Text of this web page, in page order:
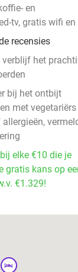
en
tv, gratis wifi en
recensies
verblijf het
bij het ontbijt
met vegetariërs
elke €10 die je
gratis kans op
€1.329!
hotel